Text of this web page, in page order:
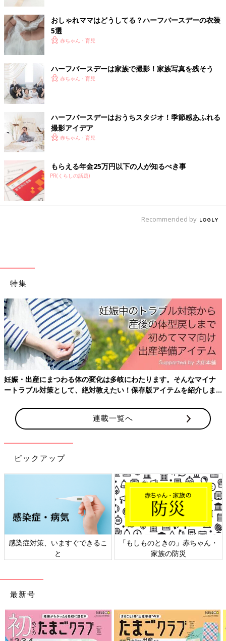
100均も上手に利用してハーフバースデーの写真を
撮影！
出典：Instagramアカウント「fuu.227」
fu-chan mamaさんはピンク系で統一したセットでハーフバース
デーの写真を撮影。飾りはほとんどが100均のものを利用してい
るそうです。やわらかい雰囲気で素敵な写真ですね。
ハーフバースデーのお祝い！思い出に残
る撮影アイデア
情豊かにできることも少しずつ増え、毎日が楽
しい時期ですよね。そんな大切な時期を家族で
お祝いし、思い出に残るよう記念に写真に収め
ーフバースデーの素敵な写真をインスタグラム
インスタグラムの投稿からおうちスタジオの撮影アイデアをご紹
介しました。タペストリーやバルーン、家にあるものなどを利用
して自宅でもおしゃれにハーフバースデーの撮影をすることがで
きます。ぜひ参考にしてみてくださいね。
※記事内容でご紹介している投稿、リンク先は、削除される場合
があります。あらかじめご了承ください。
※記事の内容は記載当時の情報であり、現在と異なる場合があり
ます。
おしゃれママはどうしてる？ハーフバースデーの衣装
5選
赤ちゃん・育児
ハーフバースデーは家族で撮影！家族写真を残そう
赤ちゃん・育児
ハーフバースデーはおうちスタジオ！季節感あふれる
撮影アイデア
赤ちゃん・育児
もらえる年金25万円以下の人が知るべき事
PR(くらしの話題)
Recommended by
特集
妊娠・出産にまつわる体の変化は多岐にわたります。そんなマイナ
ートラブル対策として、絶対教えたい！保存版アイテムを紹介しま
連載一覧へ
ピックアップ
感染症対策、いますぐできるこ
と
「もしものときの」赤ちゃん・
家族の防災
最新号